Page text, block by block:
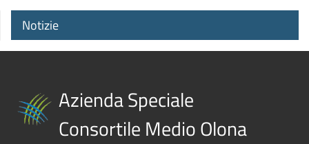
Notizie
Azienda Speciale
Consortile Medio Olona